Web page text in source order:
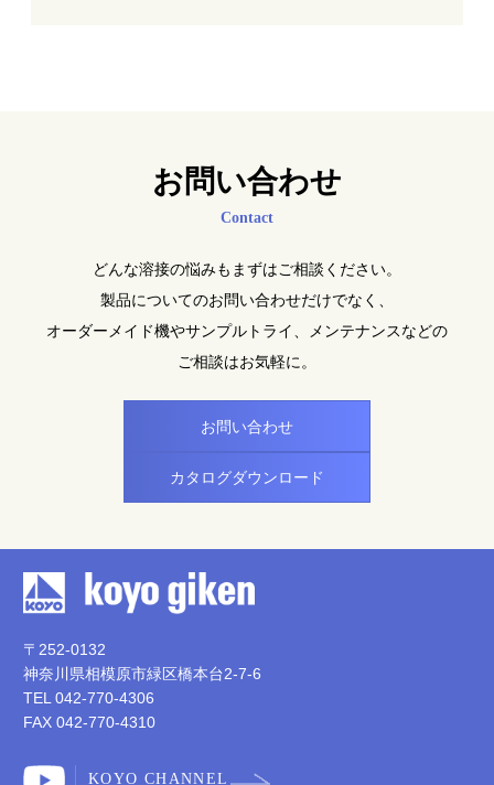
お問い合わせ
Contact
どんな溶接の悩みもまずはご相談ください。
製品についてのお問い合わせだけでなく、
オーダーメイド機やサンプルトライ、メンテナンスなどの
ご相談はお気軽に。
お問い合わせ
カタログダウンロード
〒252-0132
神奈川県相模原市緑区橋本台2-7-6
TEL 042-770-4306
FAX 042-770-4310
KOYO CHANNEL